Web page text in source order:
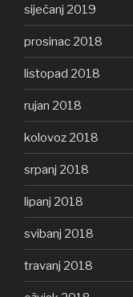
siječanj 2019
prosinac 2018
listopad 2018
rujan 2018
kolovoz 2018
srpanj 2018
lipanj 2018
svibanj 2018
travanj 2018